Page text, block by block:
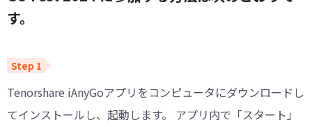
す。
Tenorshare iAnyGoアプリをコンピュータにダウンロードし
てインストールし、起動します。 アプリ内で「スタート」